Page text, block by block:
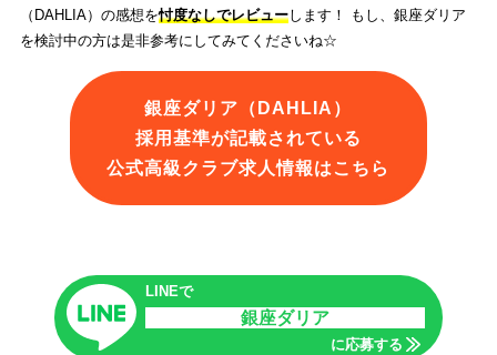
（DAHLIA）の感想を忖度なしでレビューします！ もし、銀座ダリア
を検討中の方は是非参考にしてみてくださいね☆
銀座ダリア（DAHLIA）
採用基準が記載されている
公式高級クラブ求人情報はこちら
LINEで
銀座ダリア
に応募する